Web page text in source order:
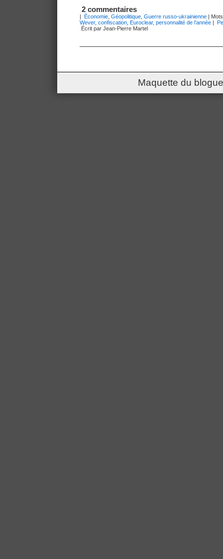
2 commentaires
| Économie Géopolitique Guerre russo-ukrainienne |
Wever, confiscation Euroclear, personnalité de l’année |
Écrit par Jean-Pierre Martel
Maquette du